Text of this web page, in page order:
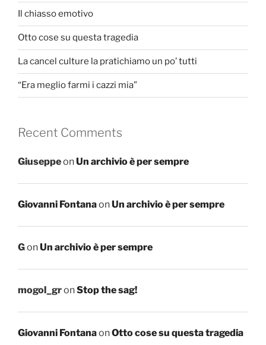
Il chiasso emotivo
Otto cose su questa tragedia
La cancel culture la pratichiamo un po’ tutti
“Era meglio farmi i cazzi mia”
Recent Comments
GiuseppeonUn archivio è per sempre
Giovanni FontanaonUn archivio è per sempre
GonUn archivio è per sempre
mogol_gronStop the sag!
Giovanni FontanaonOtto cose su questa tragedia